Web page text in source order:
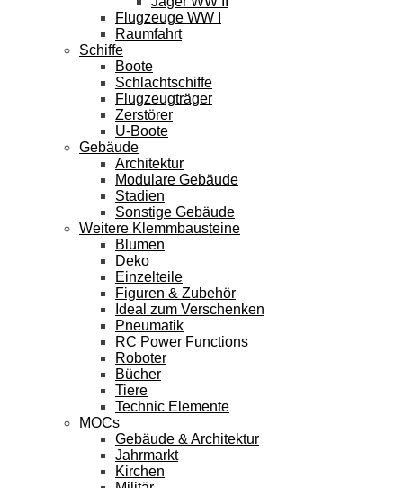
Flugzeuge WW I
Raumfahrt
Schiffe
Boote
Schlachtschiffe
Flugzeugträger
Zerstörer
U-Boote
Gebäude
Architektur
Modulare Gebäude
Stadien
Sonstige Gebäude
Weitere Klemmbausteine
Blumen
Deko
Einzelteile
Figuren & Zubehör
Ideal zum Verschenken
Pneumatik
RC Power Functions
Roboter
Bücher
Tiere
Technic Elemente
MOCs
Gebäude & Architektur
Jahrmarkt
Kirchen